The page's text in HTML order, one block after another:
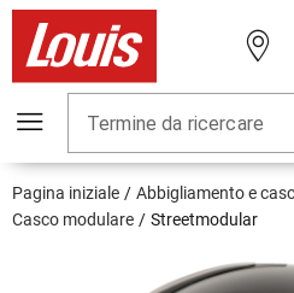
Termine da ricercare
Pagina iniziale Abbigliamento e
Casco modulare
Streetmodular